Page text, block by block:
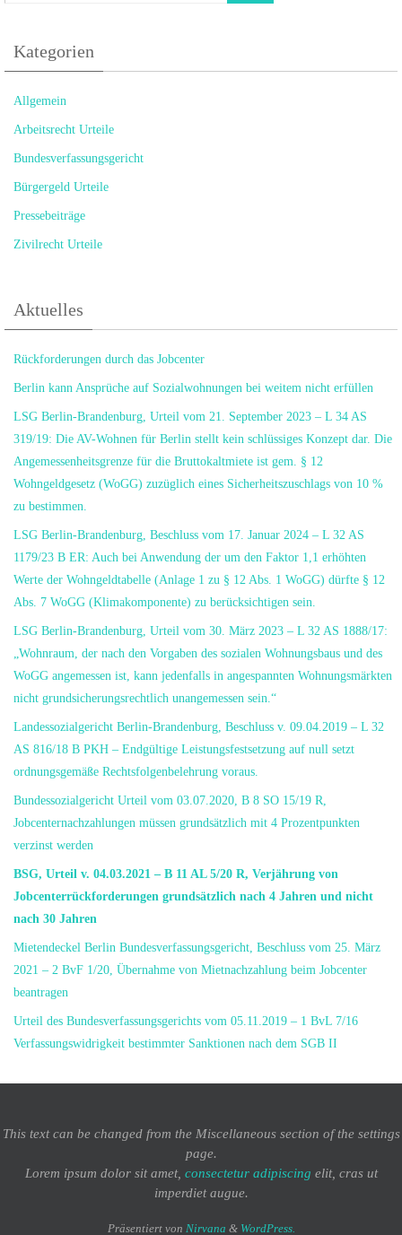
Kategorien
Allgemein
Arbeitsrecht Urteile
Bundesverfassungsgericht
Bürgergeld Urteile
Pressebeiträge
Zivilrecht Urteile
Aktuelles
Rückforderungen durch das Jobcenter
Berlin kann Ansprüche auf Sozialwohnungen bei weitem nicht erfüllen
LSG Berlin-Brandenburg, Urteil vom 21. September 2023 – L 34 AS
319/19: Die AV-Wohnen für Berlin stellt kein schlüssiges Konzept dar. Die
Angemessenheitsgrenze für die Bruttokaltmiete ist gem. § 12
Wohngeldgesetz (WoGG) zuzüglich eines Sicherheitszuschlags von 10 %
zu bestimmen.
LSG Berlin-Brandenburg, Beschluss vom 17. Januar 2024 – L 32 AS
1179/23 B ER: Auch bei Anwendung der um den Faktor 1,1 erhöhten
Werte der Wohngeldtabelle (Anlage 1 zu § 12 Abs. 1 WoGG) dürfte § 12
Abs. 7 WoGG (Klimakomponente) zu berücksichtigen sein.
LSG Berlin-Brandenburg, Urteil vom 30. März 2023 – L 32 AS 1888/17:
„Wohnraum, der nach den Vorgaben des sozialen Wohnungsbaus und des
WoGG angemessen ist, kann jedenfalls in angespannten Wohnungsmärkten
nicht grundsicherungsrechtlich unangemessen sein.“
Landessozialgericht Berlin-Brandenburg, Beschluss v. 09.04.2019 – L 32
AS 816/18 B PKH – Endgültige Leistungsfestsetzung auf null setzt
ordnungsgemäße Rechtsfolgenbelehrung voraus.
Bundessozialgericht Urteil vom 03.07.2020, B 8 SO 15/19 R,
Jobcenternachzahlungen müssen grundsätzlich mit 4 Prozentpunkten
verzinst werden
BSG, Urteil v. 04.03.2021 – B 11 AL 5/20 R, Verjährung von
Jobcenterrückforderungen grundsätzlich nach 4 Jahren und nicht
nach 30 Jahren
Mietendeckel Berlin Bundesverfassungsgericht, Beschluss vom 25. März
2021 – 2 BvF 1/20, Übernahme von Mietnachzahlung beim Jobcenter
beantragen
Urteil des Bundesverfassungsgerichts vom 05.11.2019 – 1 BvL 7/16
Verfassungswidrigkeit bestimmter Sanktionen nach dem SGB II
This text can be changed from the Miscellaneous section of the settings
page.
Lorem ipsum dolor sit amet, consectetur adipiscing elit, cras ut
imperdiet augue.
Präsentiert von Nirvana & WordPress.